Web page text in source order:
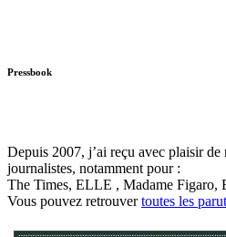
Pressbook
Depuis 2007, j’ai reçu avec plaisir de
journalistes, notamment pour :
The Times, ELLE , Madame
Vous pouvez retrouvertoutes les